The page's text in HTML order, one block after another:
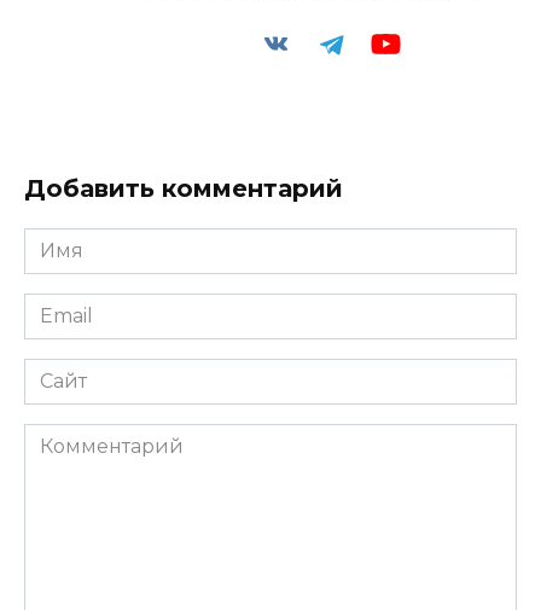
Добавить комментарий
Имя
*
Email
*
Сайт
Комментарий